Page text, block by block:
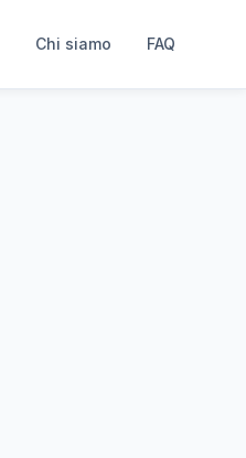
Chi siamo FAQ